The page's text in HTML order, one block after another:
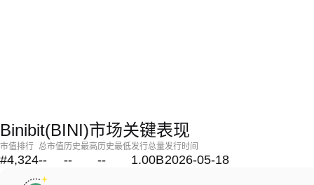
Binibit(BINI)市场关键表现
市值排行
#4,324
总市值
--
历史最高
--
历史最低
--
发行总量
1.00B
发行时间
2026-05-18